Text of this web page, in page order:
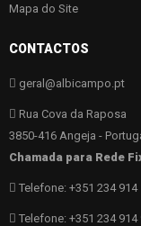
Mapa do Site
CONTACTOS
geral@albicampo.pt
Rua Cova da Raposa
3850-416 Angeja -
Chamada para Rede
Telefone: +351 234 914
Telefone: +351 234 914